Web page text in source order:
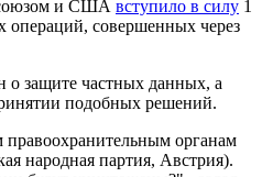
и США вступило в силу 1
операций, совершенных через
о защите частных данных, а
подобных решений.
правоохранительным органам
народная партия, Австрия).